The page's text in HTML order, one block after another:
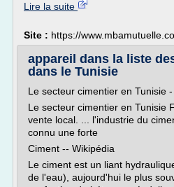
Lire la suite
Site : https://
appareil dans la liste
dans le Tunisie
Le secteur cimentier en Tunisie
Le secteur cimentier en Tunisie
vente local. ... l'industrie du
connu une forte
Ciment -- Wikipédia
Le ciment est un liant
de l'eau), aujourd'hui le plus